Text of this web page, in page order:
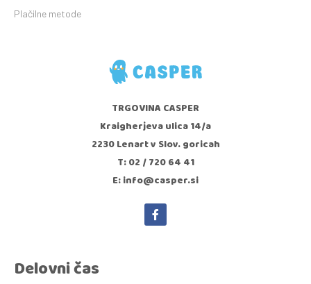
Plačilne metode
TRGOVINA CASPER
Kraigherjeva ulica 14/a
2230 Lenart v Slov. goricah
T: 02 / 720 64 41
E: info@casper.si
Delovni čas